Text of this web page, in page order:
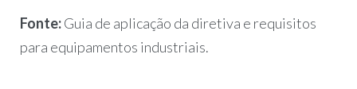
Fonte:Guia de aplicação da diretiva e requisitos
para equipamentos industriais.